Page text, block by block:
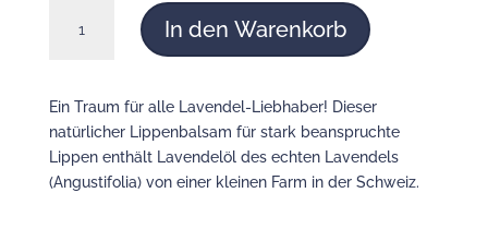
Lippenbalsam
Menge
In den Warenkorb
Ein Traum für alle Lavendel-Liebhaber! Dieser
natürlicher Lippenbalsam für stark beanspruchte
Lippen enthält Lavendelöl des echten Lavendels
(Angustifolia) von einer kleinen Farm in der Schweiz.